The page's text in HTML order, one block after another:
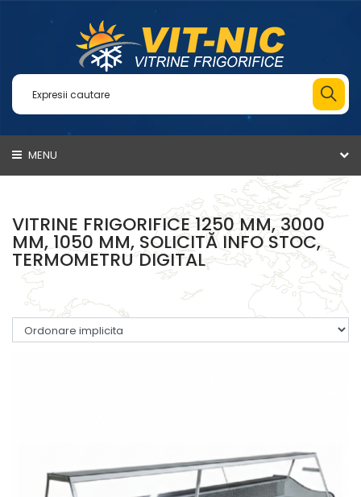
MENU
VITRINE FRIGORIFICE 1250 MM, 3000
MM, 1050 MM, SOLICITĂ INFO STOC,
TERMOMETRU DIGITAL